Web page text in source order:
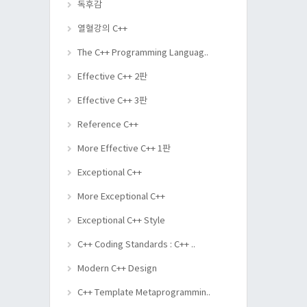
독후감
열혈강의 C++
The C++ Programming Languag..
Effective C++ 2판
Effective C++ 3판
Reference C++
More Effective C++ 1판
Exceptional C++
More Exceptional C++
Exceptional C++ Style
C++ Coding Standards : C++ ..
Modern C++ Design
C++ Template Metaprogrammin..